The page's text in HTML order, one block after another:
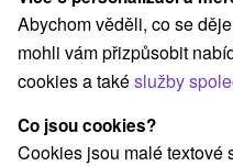
Kategorie
Všechny kategorie
Wellness pobyty(52)
Romantické pobyty
Rodinné pobyty(44)
Abychom věděli, co se
mohli vám přizpůsobit
cookies a takéslužby
Co jsou cookies?
Cookies jsou malé textové